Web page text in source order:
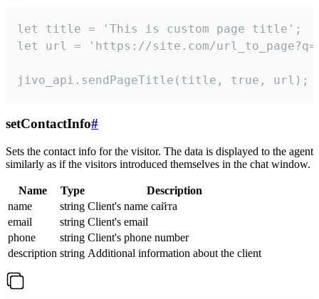
let title = 'This is custom page title';
let url = 'https://site.com/
jivo_api.sendPageTitle(title, true, url);
setContactInfo#
Sets the contact info for the visitor. The data is displayed to the agent
similarly as if the visitors introduced themselves in the chat window.
Name Type
Description
name
string Client's name сайта
email
string Client's email
phone
string Client's phone number
description string Additional information about the client